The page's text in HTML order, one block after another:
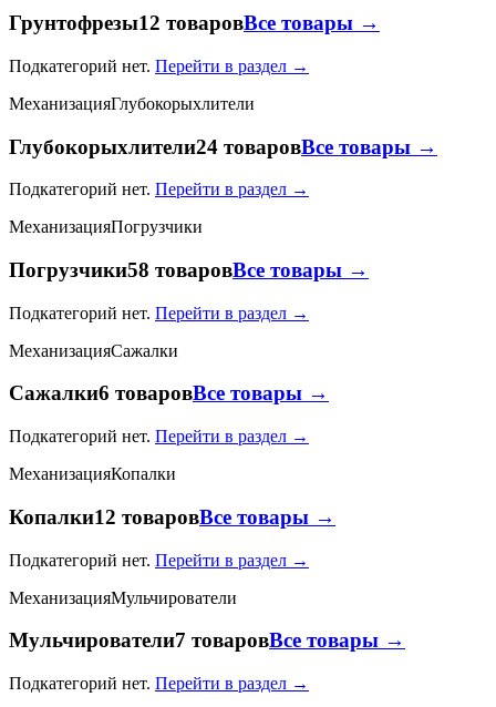
Грунтофрезы12 товаровВсе товары →
Подкатегорий нет. Перейти в раздел →
МеханизацияГлубокорыхлители
Глубокорыхлители24 товаровВсе товары →
Подкатегорий нет. Перейти в раздел →
МеханизацияПогрузчики
Погрузчики58 товаровВсе товары →
Подкатегорий нет. Перейти в раздел →
МеханизацияСажалки
Сажалки6 товаровВсе товары →
Подкатегорий нет. Перейти в раздел →
МеханизацияКопалки
Копалки12 товаровВсе товары →
Подкатегорий нет. Перейти в раздел →
МеханизацияМульчирователи
Мульчирователи7 товаровВсе товары →
Подкатегорий нет. Перейти в раздел →